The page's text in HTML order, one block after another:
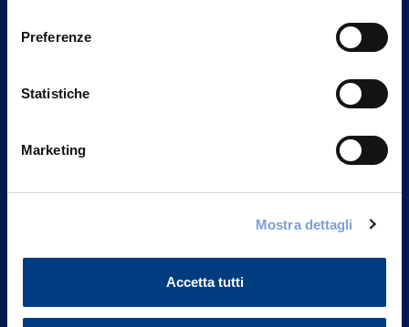
Preferenze
Statistiche
Marketing
Mostra dettagli
Accetta tutti
Vittoria Assicurazioni S.p.A.
Part. IVA 01329510158
FAQ